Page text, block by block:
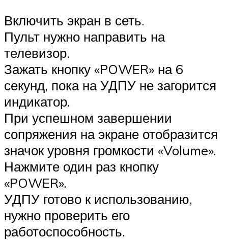
Включить экран в сеть.
Пульт нужно направить на
телевизор.
Зажать кнопку «POWER» на 6
секунд, пока на УДПУ не загорится
индикатор.
При успешном завершении
сопряжения на экране отобразится
значок уровня громкости «Volume».
Нажмите один раз кнопку
«POWER».
УДПУ готово к использованию,
нужно проверить его
работоспособность.